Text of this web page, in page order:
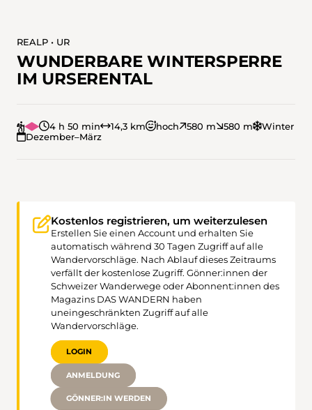
REALP • UR
WUNDERBARE WINTERSPERRE
IM URSERENTAL
4 h 50 min 14,3 km hoch 580 m 580 m
Winter
Dezember–März
Kostenlos registrieren, um weiterzulesen
Erstellen Sie einen Account und erhalten Sie
automatisch während 30 Tagen Zugriff auf alle
Wandervorschläge. Nach Ablauf dieses Zeitraums
verfällt der kostenlose Zugriff. Gönner:innen der
Schweizer Wanderwege oder Abonnent:innen des
Magazins DAS WANDERN haben
uneingeschränkten Zugriff auf alle
Wandervorschläge.
LOGIN
ANMELDUNG
GÖNNER:IN WERDEN